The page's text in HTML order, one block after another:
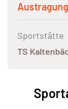
Sportstätte
TS